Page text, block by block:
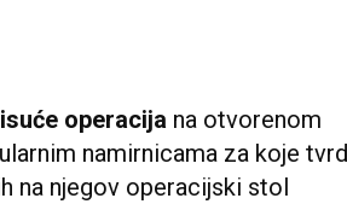
operacija na otvorenom
namirnicama za koje
na njegov operacijski stol